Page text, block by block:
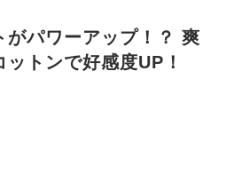
がパワーアップ！？ 爽
トンで好感度UP！